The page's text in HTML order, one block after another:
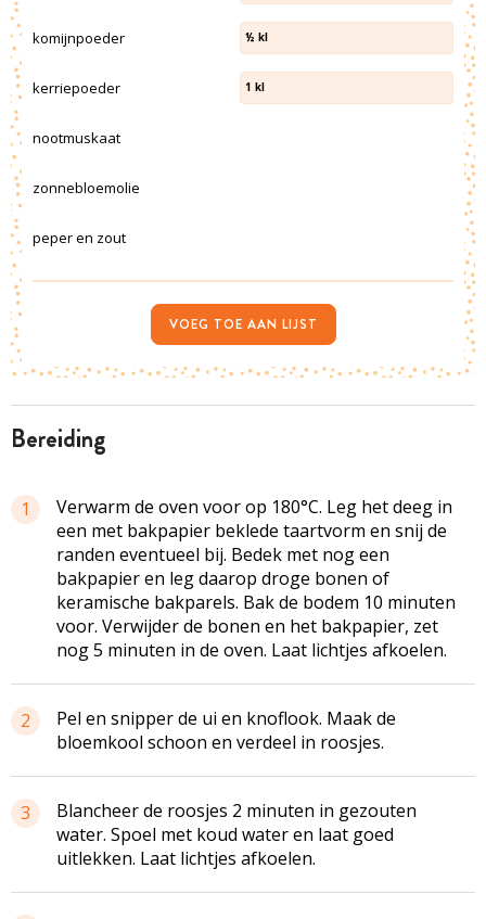
bereiding
1
Verwarm de oven voor op 180°C. Leg het deeg in
een met bakpapier beklede taartvorm en snij de
randen eventueel bij. Bedek met nog een
bakpapier en leg daarop droge bonen of
keramische bakparels. Bak de bodem 10 minuten
voor. Verwijder de bonen en het bakpapier, zet
nog 5 minuten in de oven. Laat lichtjes afkoelen.
2
Pel en snipper de ui en knoflook. Maak de
bloemkool schoon en verdeel in roosjes.
3
Blancheer de roosjes 2 minuten in gezouten
water. Spoel met koud water en laat goed
uitlekken. Laat lichtjes afkoelen.
komijnpoeder ½ kl
kerriepoeder 1 kl
nootmuskaat
zonnebloemolie
peper en zout
VOEG TOE AAN LIJST